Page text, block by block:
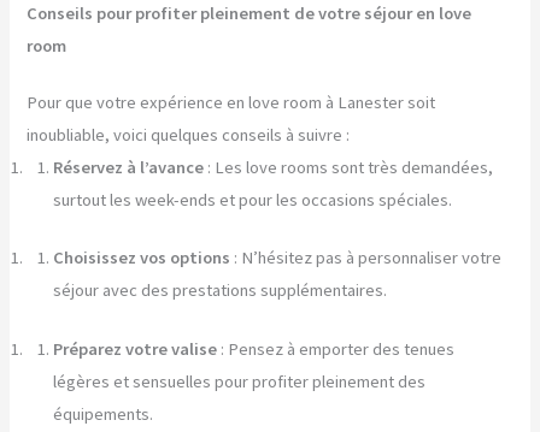
Conseils pour profiter pleinement de votre séjour en love
room
Pour que votre expérience en love room à Lanester soit
inoubliable, voici quelques conseils à suivre :
Réservez à l’avance : Les love rooms sont très demandées,
surtout les week-ends et pour les occasions spéciales.
Choisissez vos options : N’hésitez pas à personnaliser votre
séjour avec des prestations supplémentaires.
Préparez votre valise : Pensez à emporter des tenues
légères et sensuelles pour profiter pleinement des
équipements.